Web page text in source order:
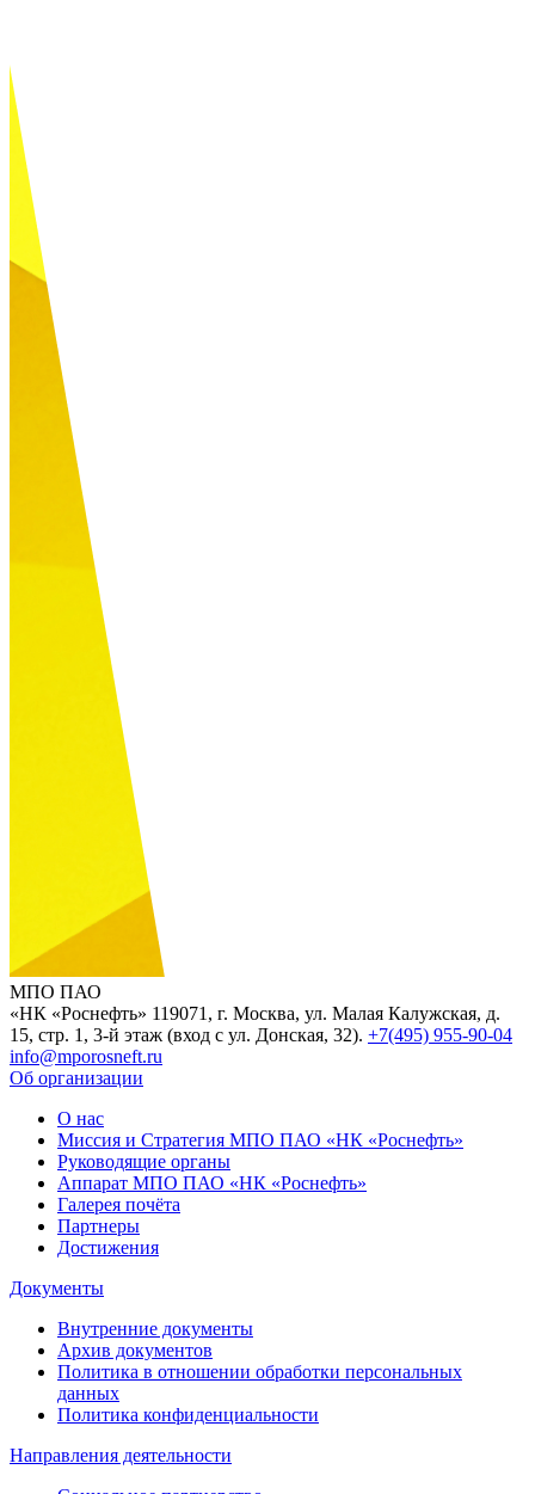
МПО ПАО
«НК «Роснефть» 119071, г. Москва, ул. Малая Калужская, д.
15, стр. 1, 3-й этаж (вход с ул. Донская, 32). +7(495) 955-90-04
info@mporosneft.ru
Об организации
О нас
Миссия и Стратегия МПО ПАО «НК «Роснефть»
Руководящие органы
Аппарат МПО ПАО «НК «Роснефть»
Галерея почёта
Партнеры
Достижения
Документы
Внутренние документы
Архив документов
Политика в отношении обработки персональных
данных
Политика конфиденциальности
Направления деятельности